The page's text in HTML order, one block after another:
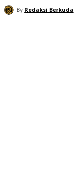
By Redaksi Berkuda